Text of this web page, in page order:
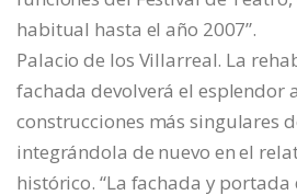
habitual hasta el año 2007”.
Palacio de los Villarreal. La
fachada devolverá el esplendor
construcciones más singulares
integrándola de nuevo en el
histórico. “La fachada y portada